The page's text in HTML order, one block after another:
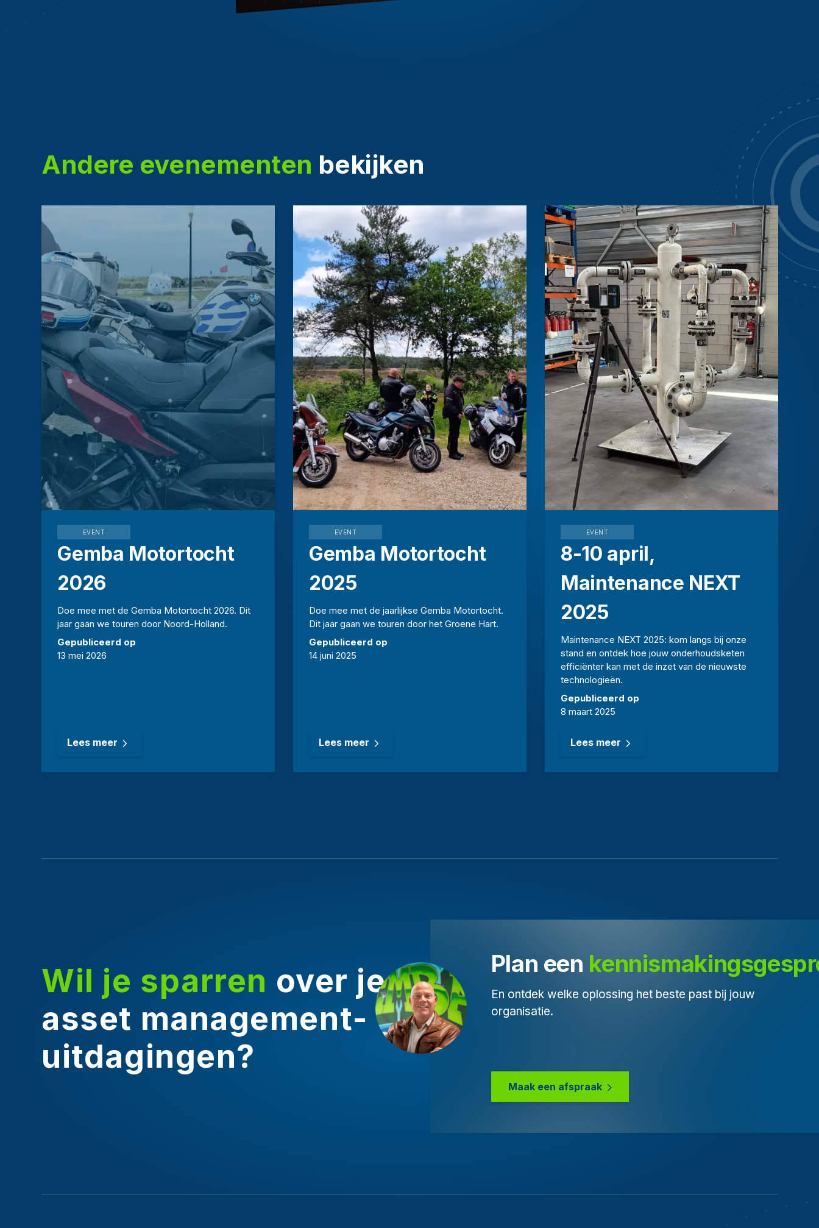
Andere evenementen bekijken
EVENT
Gemba Motortocht
2026
Doe mee met de Gemba Motortocht 2026. Dit
jaar gaan we touren door Noord-Holland.
Gepubliceerd op
13 mei 2026
Lees meer
EVENT
Gemba Motortocht
2025
Doe mee met de jaarlijkse Gemba Motortocht.
Dit jaar gaan we touren door het Groene Hart.
Gepubliceerd op
14 juni 2025
Lees meer
EVENT
8-10 april,
Maintenance NEXT
2025
Maintenance NEXT 2025: kom langs bij onze
stand en ontdek hoe jouw onderhoudsketen
efficiënter kan met de inzet van de nieuwste
technologieën.
Gepubliceerd op
8 maart 2025
Lees meer
Wil je sparren over je
asset management-
uitdagingen?
Plan een
En ontdek welke oplossing het beste past bij jouw
organisatie.
Maak een afspraak